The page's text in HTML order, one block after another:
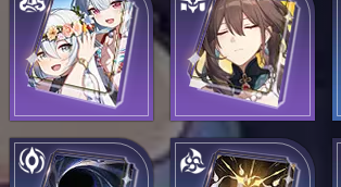
Под голубым
небом
Отдых гениев